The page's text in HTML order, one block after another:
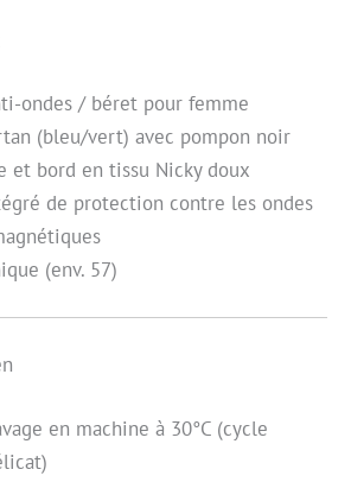
ondes / béret pour femme
(bleu/vert) avec pompon noir
et bord en tissu Nicky doux
de protection contre les ondes
(env. 57)
en machine à 30°C (cycle